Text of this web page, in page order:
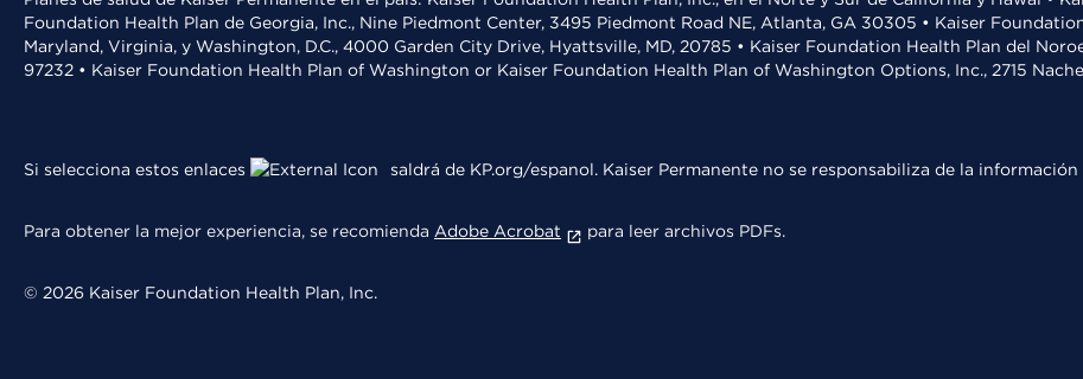
Foundation Health Plan de Georgia, Inc., Nine Piedmont Center, 3495 Piedmont Road NE, Atlanta, GA 30305 • Kaiser
Maryland, Virginia, y Washington, D.C., 4000 Garden City Drive, Hyattsville, MD, 20785 • Kaiser Foundation Health Plan del
97232 • Kaiser Foundation Health Plan of Washington or Kaiser Foundation Health Plan of Washington Options, Inc., 2715
Si selecciona estos enlaces saldrá de KP.org/espanol. Kaiser Permanente no se responsabiliza de la
Para obtener la mejor experiencia, se recomienda Adobe Acrobat para leer archivos PDFs.
© 2026 Kaiser Foundation Health Plan, Inc.